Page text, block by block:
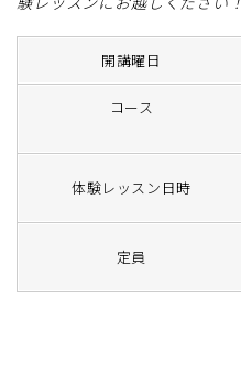
開講曜日
コース
体験レッスン日時
定員